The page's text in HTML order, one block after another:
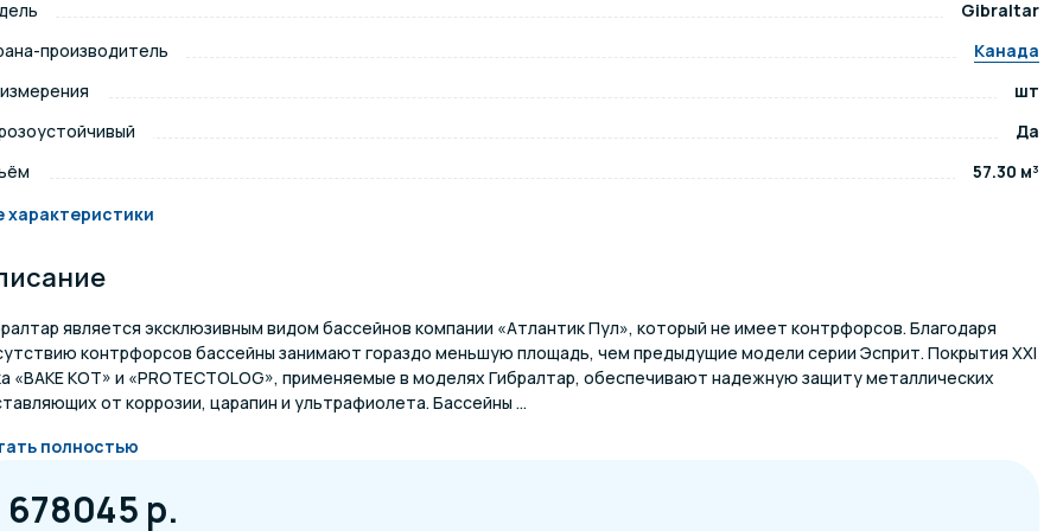
и подсветка для
материалы
Gibraltar
производитель
Канада
шт
Да
57.30 м³
характеристики
является эксклюзивным видом бассейнов компании «Атлантик Пул», который не имеет контрфорсов. Благодаря
контрфорсов бассейны занимают гораздо меньшую площадь, чем предыдущие модели серии Эсприт. Покрытия ХХI
«BAKE KOT» и «PROTECTOLOG», применяемые в моделях Гибралтар, обеспечивают надежную защиту металлических
от коррозии, царапин и ультрафиолета. Бассейны ...
полностью
678045 р.